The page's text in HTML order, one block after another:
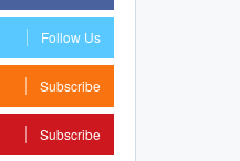
Follow Us
Subscribe
Subscribe